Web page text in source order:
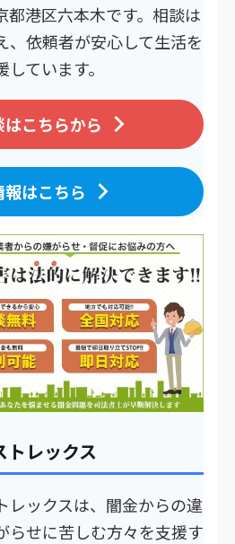
都港区六本木です。相談は
、依頼者が安心して生活を
ています。
こちらから
報はこちら
トレックス
レックスは、闇金からの違
らせに苦しむ方々を支援す